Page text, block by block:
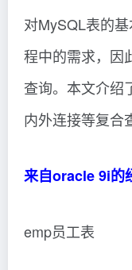
对MySQL表的
程中的需求，因
查询。本文介绍
内外连接等复合
来自oracle 9i的
emp员工表